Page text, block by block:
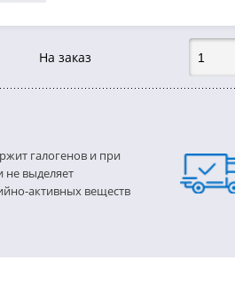
На заказ
галогенов и при
не выделяет
активных веществ